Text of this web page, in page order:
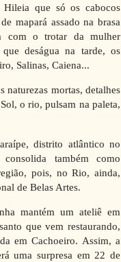
que só os cabocos
mapará assado na brasa
com o trotar da mulher
deságua na tarde, os
Salinas, Caiena...
naturezas mortas, detalhes
o rio, pulsam na paleta,
distrito atlântico no
também como
pois, no Rio, ainda,
de Belas Artes.
mantém um ateliê em
que vem restaurando,
em Cachoeiro. Assim, a
uma surpresa em 22 de